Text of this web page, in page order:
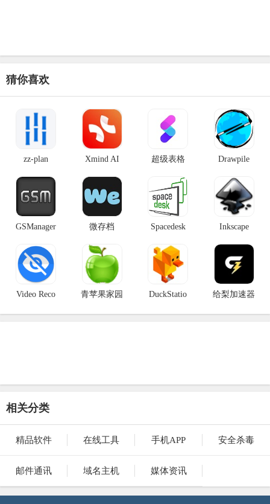
猜你喜欢
zz-plan Xmind AI 超级表格 Drawpile
GSManager 微存档 Spacedesk Inkscape
Video Reco 青苹果家园 DuckStatio 给梨加速器
相关分类
精品软件 在线工具 手机APP 安全杀毒
邮件通讯 域名主机 媒体资讯